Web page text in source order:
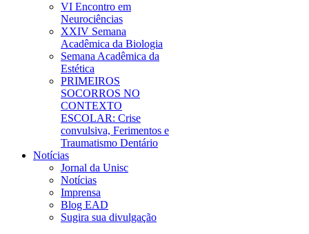
VI Encontro em
Neurociências
XXIV Semana
Acadêmica da Biologia
Semana Acadêmica da
Estética
PRIMEIROS
SOCORROS NO
CONTEXTO
ESCOLAR: Crise
convulsiva, Ferimentos e
Traumatismo Dentário
Notícias
Jornal da Unisc
Notícias
Imprensa
Blog EAD
Sugira sua divulgação